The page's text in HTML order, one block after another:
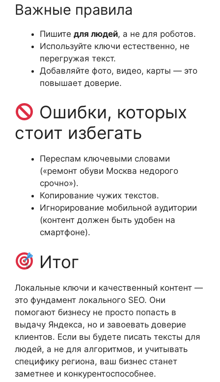
Важные правила
Пишите для людей, а не для роботов.
Используйте ключи естественно, не
перегружая текст.
Добавляйте фото, видео, карты — это
повышает доверие.
Ошибки, которых
стоит избегать
Переспам ключевыми словами
(«ремонт обуви Москва недорого
срочно»).
Копирование чужих текстов.
Игнорирование мобильной аудитории
(контент должен быть удобен на
смартфоне).
Итог
Локальные ключи и качественный контент —
это фундамент локального SEO. Они
помогают бизнесу не просто попасть в
выдачу Яндекса, но и завоевать доверие
клиентов. Если вы будете писать тексты для
людей, а не для алгоритмов, и учитывать
специфику региона, ваш бизнес станет
заметнее и конкурентоспособнее.